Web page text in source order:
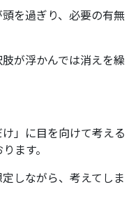
を過ぎり、必要の有無
が浮かんでは消えを繰
」に目を向けて考える
ます。
しながら、考えてしま